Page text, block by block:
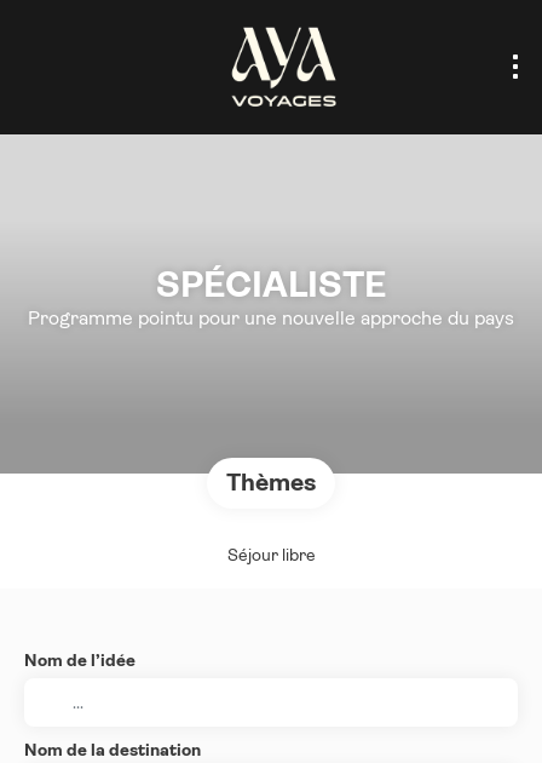
SPÉCIALISTE
Programme pointu pour une nouvelle approche du pays
Thèmes
Séjour libre
Nom de l’idée
Nom de la destination